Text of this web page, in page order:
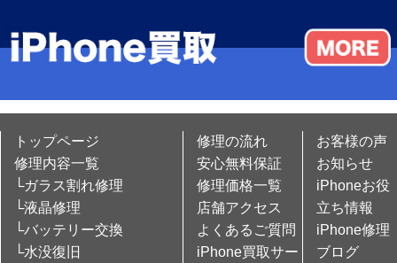
トップページ
修理内容一覧
└ガラス割れ修理
└液晶修理
└バッテリー交換
└水没復旧
修理の流れ
安心無料保証
修理価格一覧
店舗アクセス
よくあるご質問
iPhone買取サー
お客様の声
お知らせ
iPhoneお役
立ち情報
iPhone修理
ブログ